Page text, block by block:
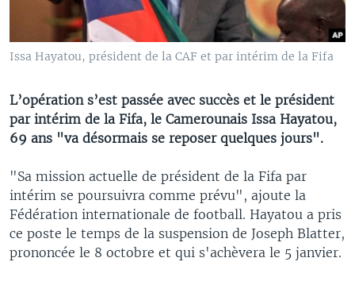
Issa Hayatou, président de la CAF et par intérim de la Fifa
L’opération s’est passée avec succès et le président
par intérim de la Fifa, le Camerounais Issa Hayatou,
69 ans "va désormais se reposer quelques jours".
"Sa mission actuelle de président de la Fifa par
intérim se poursuivra comme prévu", ajoute la
Fédération internationale de football. Hayatou a pris
ce poste le temps de la suspension de Joseph Blatter,
prononcée le 8 octobre et qui s'achèvera le 5 janvier.